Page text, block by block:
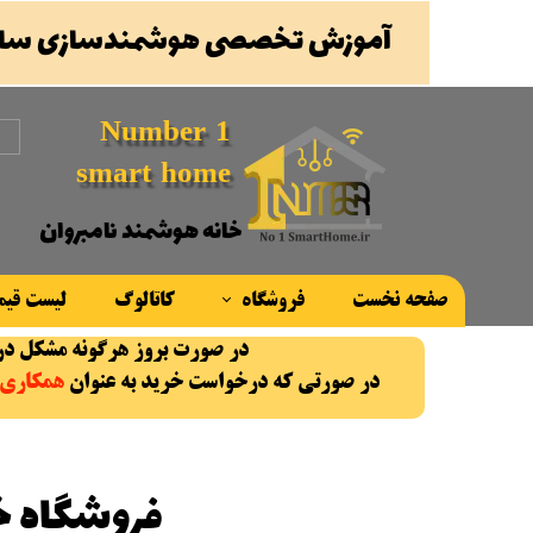
Number 1
smart home
صفحه نخست فروشگاه
محصولات
کاتالوگ لیست
خانه هوشمند نامبروان
آموزش تخصصی هوشمندسازی
در صورت بروز هرگونه مشکل در روند سفارش، با شماره
در صورتی که درخواست خرید به عنوان